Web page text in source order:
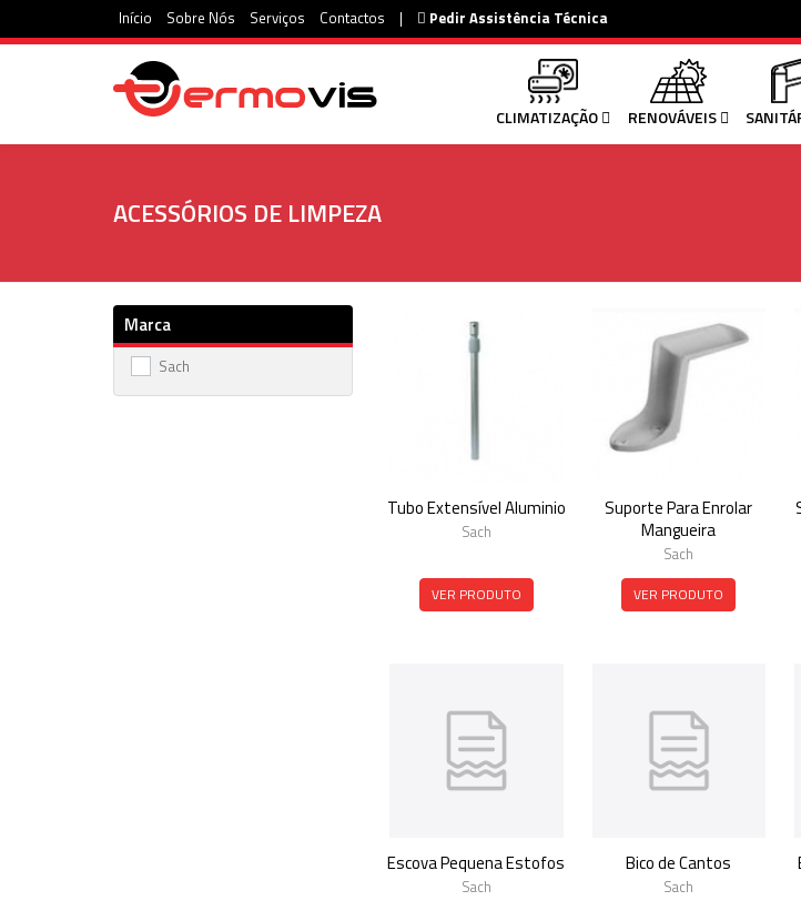
Início Sobre Nós Serviços Contactos | Pedir Assistência Técnica
CLIMATIZAÇÃO RENOVÁVEIS
ACESSÓRIOS DE LIMPEZA
Marca
Sach
Tubo Extensível Aluminio
Sach
VER PRODUTO
Suporte Para Enrolar
Mangueira
Sach
VER PRODUTO
Escova Pequena Estofos
Sach
Bico de Cantos
Sach